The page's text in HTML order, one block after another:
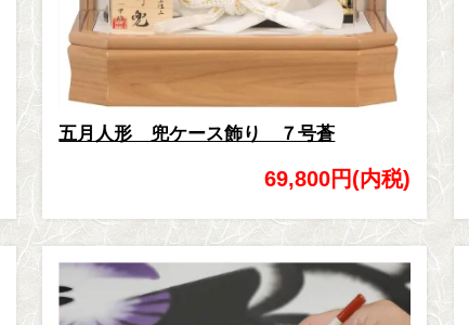
五月人形 兜ケース飾り ７号蒼
69,800円(内税)